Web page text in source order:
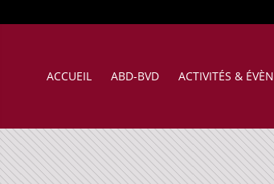
ACCUEIL ABD-BVD ACTIVITÉS &